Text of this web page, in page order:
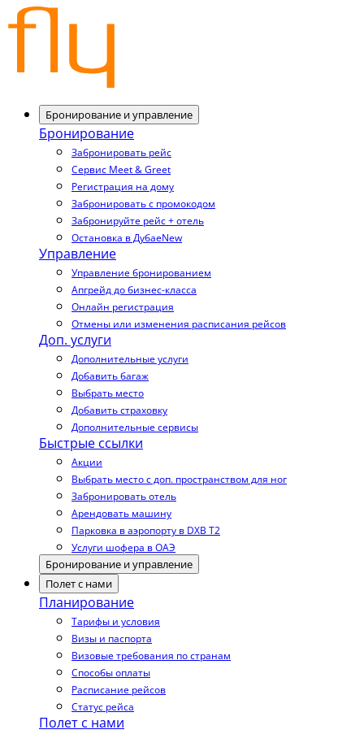
Бронирование и управление
Бронирование
Забронировать рейс
Сервис Meet & Greet
Регистрация на дому
Забронировать с промокодом
Забронируйте рейс + отель
Остановка в ДубаеNew
Управление
Управление бронированием
Апгрейд до бизнес-класса
Онлайн регистрация
Отмены или изменения расписания рейсов
Доп. услуги
Дополнительные услуги
Добавить багаж
Выбрать место
Добавить страховку
Дополнительные сервисы
Быстрые ссылки
Акции
Выбрать место с доп. пространством для ног
Забронировать отель
Арендовать машину
Парковка в аэропорту в DXB T2
Услуги шофера в ОАЭ
Бронирование и управление
Полет с нами
Планирование
Тарифы и условия
Визы и паспорта
Визовые требования по странам
Способы оплаты
Расписание рейсов
Статус рейса
Полет с нами